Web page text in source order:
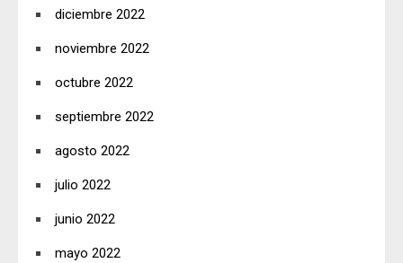
diciembre 2022
noviembre 2022
octubre 2022
septiembre 2022
agosto 2022
julio 2022
junio 2022
mayo 2022